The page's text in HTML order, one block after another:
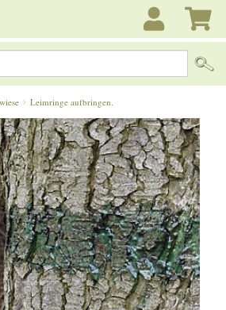
Suche...
Leimringe aufbringen.